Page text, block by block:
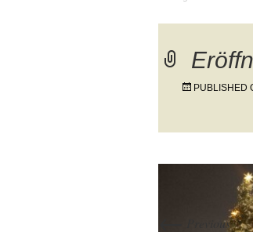
PUBLISHED
Previous